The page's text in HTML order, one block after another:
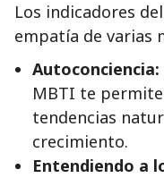
Los indicadores
empatía de varias
Autoconciencia:
MBTI te
tendencias
crecimiento.
Entendiendo a